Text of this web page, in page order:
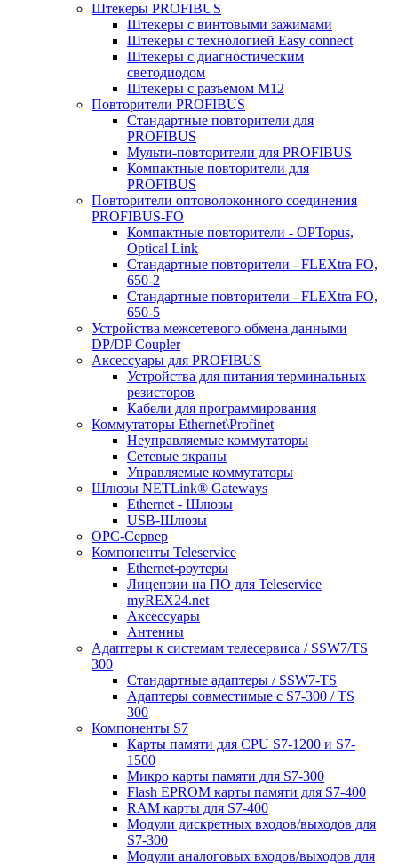
Штекеры PROFIBUS
Штекеры с винтовыми зажимами
Штекеры с технологией Easy connect
Штекеры с диагностическим
светодиодом
Штекеры с разъемом М12
Повторители PROFIBUS
Стандартные повторители для
PROFIBUS
Мульти-повторители для PROFIBUS
Компактные повторители для
PROFIBUS
Повторители оптоволоконного соединения
PROFIBUS-FO
Компактные повторители - OPTopus,
Optical Link
Стандартные повторители - FLEXtra FO,
650-2
Стандартные повторители - FLEXtra FO,
650-5
Устройства межсетевого обмена данными
DP/DP Coupler
Аксессуары для PROFIBUS
Устройства для питания терминальных
резисторов
Кабели для программирования
Коммутаторы Ethernet\Profinet
Неуправляемые коммутаторы
Сетевые экраны
Управляемые коммутаторы
Шлюзы NETLink® Gateways
Ethernet - Шлюзы
USB-Шлюзы
ОРС-Сервер
Компоненты Teleservice
Ethernet-роутеры
Лицензии на ПО для Teleservice
myREX24.net
Аксессуары
Антенны
Адаптеры к системам телесервиса / SSW7/TS
300
Стандартные адаптеры / SSW7-TS
Адаптеры совместимые с S7-300 / TS
300
Компоненты S7
Карты памяти для CPU S7-1200 и S7-
1500
Микро карты памяти для S7-300
Flash EPROM карты памяти для S7-400
RAM карты для S7-400
Модули дискретных входов/выходов для
S7-300
Модули аналоговых входов/выходов для